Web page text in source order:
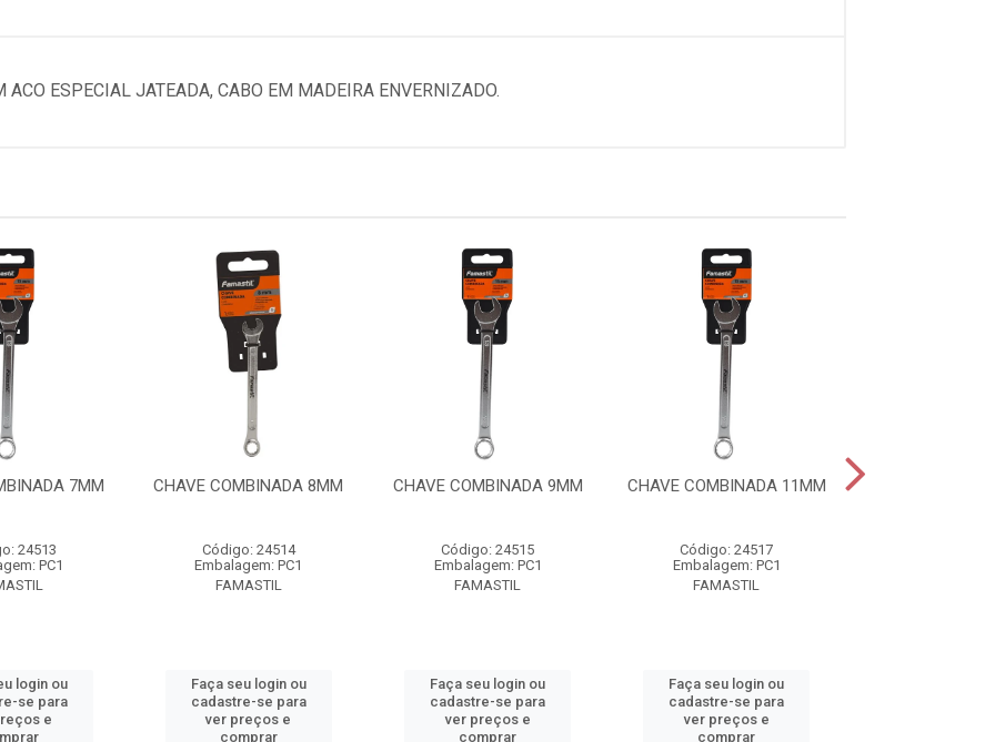
ACO ESPECIAL JATEADA, CABO EM MADEIRA ENVERNIZADO.
7MM
24513
PC1
login ou
se para
e
CHAVE COMBINADA 8MM
Código: 24514
Embalagem: PC1
FAMASTIL
Faça seu login ou
cadastre-se para
ver preços e
comprar
CHAVE COMBINADA 9MM
Código: 24515
Embalagem: PC1
FAMASTIL
Faça seu login ou
cadastre-se para
ver preços e
comprar
CHAVE COMBINADA 11MM
Código: 24517
Embalagem: PC1
FAMASTIL
Faça seu login ou
cadastre-se para
ver preços e
comprar